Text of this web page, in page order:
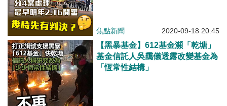
焦點新聞 2020-09-18 20:45
【黑暴基金】612基金瀕「乾塘」
基金信託人吳靄儀透露改變基金為
「恆常性結構」